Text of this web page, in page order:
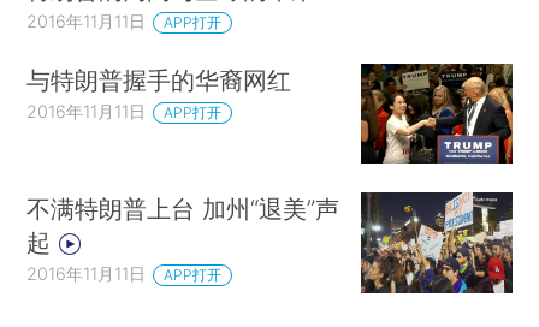
2016年11月11日 APP打开
与特朗普握手的华裔网红
2016年11月11日 APP打开
不满特朗普上台 加州“退美”声
起
2016年11月11日 APP打开